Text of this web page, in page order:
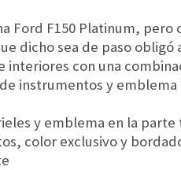
Ford F150 Platinum,
dicho sea de paso obligó
interiores con una
instrumentos y emblema
y emblema en la parte
color exclusivo y